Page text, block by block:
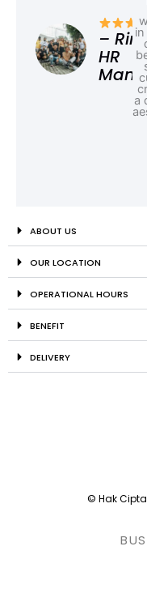
–
HR
ABOUT US
OUR LOCATION
OPERATIONAL HOURS
BENEFIT
DELIVERY
© Hak